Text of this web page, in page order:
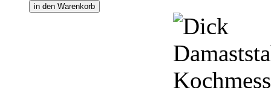
in den Warenkorb